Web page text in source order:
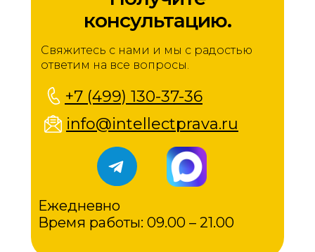
Свяжитесь с нами и мы с радостью
ответим на все вопросы.
+7 (499) 130-37-36
info@intellectprava.ru
Ежедневно
Время работы: 09.00 – 21.00
консультацию.